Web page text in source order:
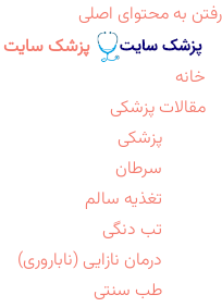
رفتن به محتوای اصلی
پزشک سایت
خانه
مقالات پزشکی
پزشکی
سرطان
تغذیه سالم
تب دنگی
درمان نازایی (ناباروری)
طب سنتی